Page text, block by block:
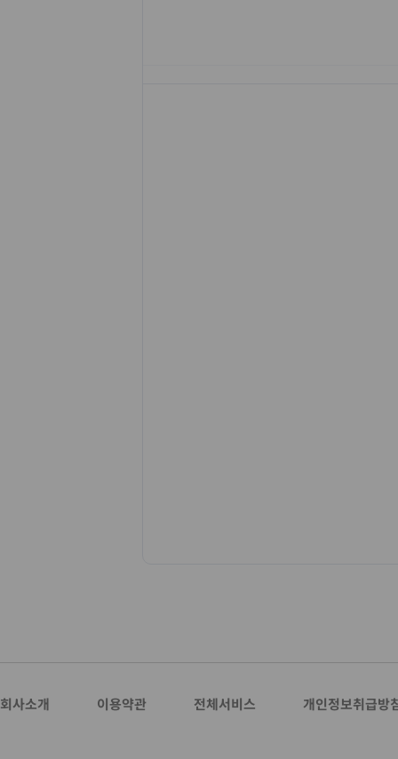
회사소개 이용약관 전체서비스 개인정보취급방